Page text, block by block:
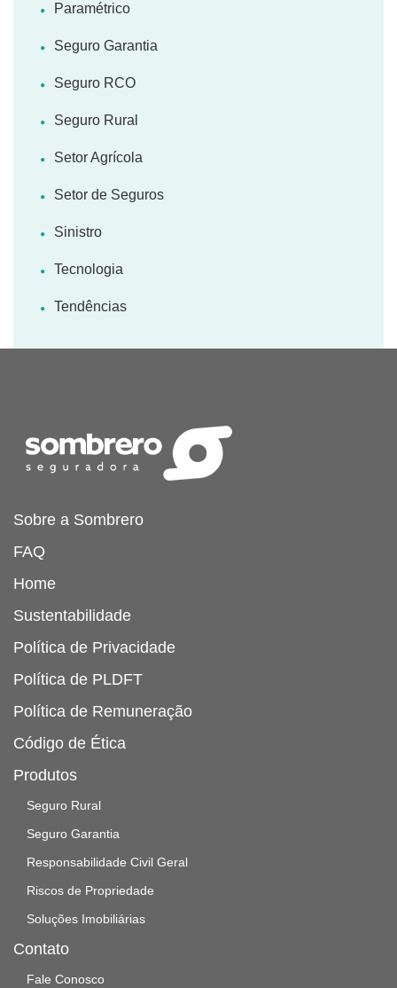
Paramétrico
Seguro Garantia
Seguro RCO
Seguro Rural
Setor Agrícola
Setor de Seguros
Sinistro
Tecnologia
Tendências
Sobre a Sombrero
FAQ
Home
Sustentabilidade
Política de Privacidade
Política de PLDFT
Política de Remuneração
Código de Ética
Produtos
Seguro Rural
Seguro Garantia
Responsabilidade Civil Geral
Riscos de Propriedade
Soluções Imobiliárias
Contato
Fale Conosco